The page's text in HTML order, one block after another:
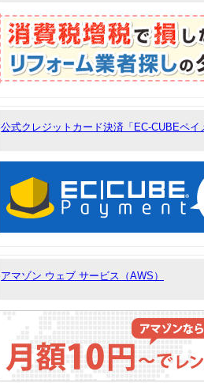
公式クレジットカード決済「EC-CUBEペイ
アマゾン ウェブ サービス（AWS）